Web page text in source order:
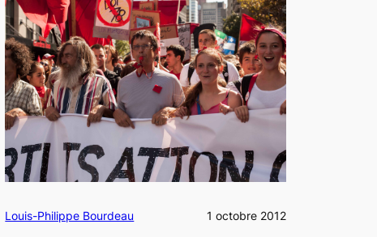
Louis-Philippe Bourdeau 1 octobre 2012